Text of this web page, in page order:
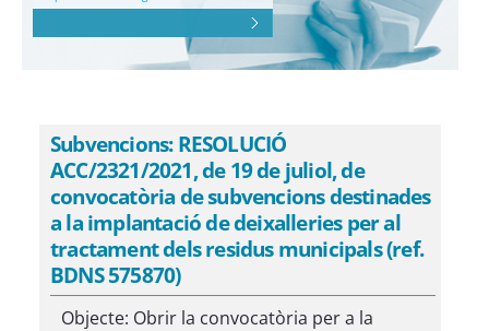
Subvencions: RESOLUCIÓ
ACC/2321/2021, de 19 de juliol, de
convocatòria de subvencions destinades
a la implantació de deixalleries per al
tractament dels residus municipals (ref.
BDNS 575870)
Objecte: Obrir la convocatòria per a la